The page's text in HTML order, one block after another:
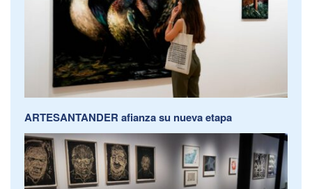
ARTESANTANDER afianza su nueva etapa